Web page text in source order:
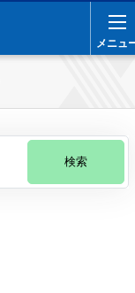
メニュ
メニュ
検索